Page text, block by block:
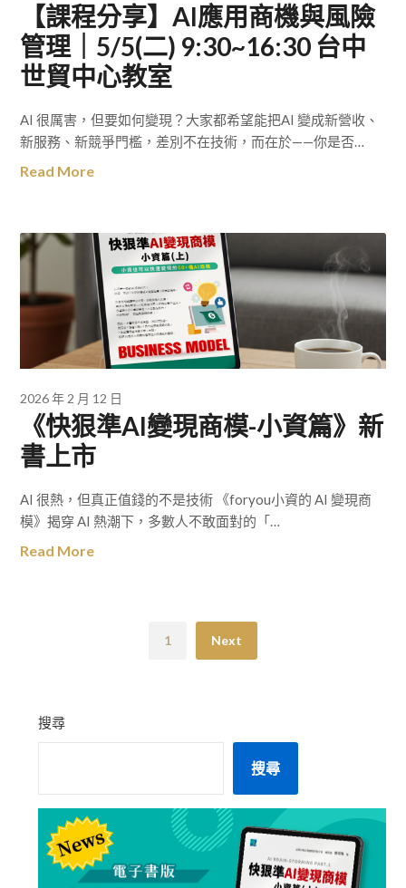
【課程分享】AI應用商機與風險
管理｜5/5(二) 9:30~16:30 台中
世貿中心教室
AI 很厲害，但要如何變現？大家都希望能把AI 變成新營收、
新服務、新競爭門檻，差別不在技術，而在於——你是否…
Read More
2026 年 2 月 12 日
《快狠準AI變現商模-小資篇》新
書上市
AI 很熱，但真正值錢的不是技術 《foryou小資的 AI 變現商
模》揭穿 AI 熱潮下，多數人不敢面對的「…
Read More
1 Next
搜尋
搜尋